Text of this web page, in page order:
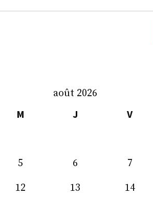
août 2026
M J V
5 6 7
12 13 14